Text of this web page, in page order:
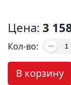
Цена: 3
Кол-во:
В корзину